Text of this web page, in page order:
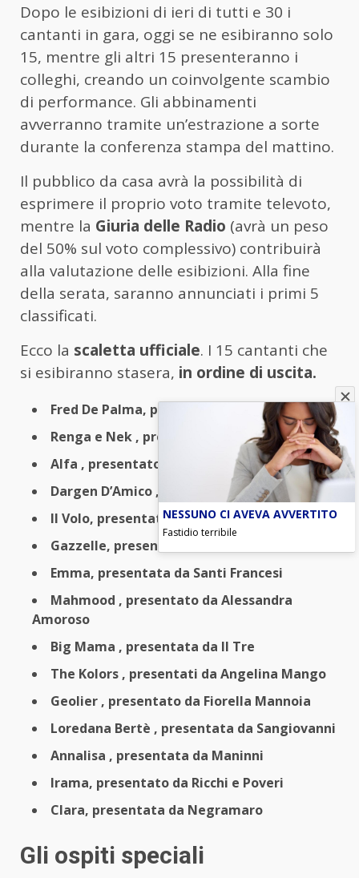
Dopo le esibizioni di ieri di tutti e 30 i
cantanti in gara, oggi se ne esibiranno solo
15, mentre gli altri 15 presenteranno i
colleghi, creando un coinvolgente scambio
di performance. Gli abbinamenti
avverranno tramite un’estrazione a sorte
durante la conferenza stampa del mattino.
Il pubblico da casa avrà la possibilità di
esprimere il proprio voto tramite televoto,
mentre la Giuria delle Radio (avrà un peso
del 50% sul voto complessivo) contribuirà
alla valutazione delle esibizioni. Alla fine
della serata, saranno annunciati i primi 5
classificati.
Ecco la scaletta ufficiale. I 15 cantanti che
si esibiranno stasera, in ordine di uscita.
Fred De Palma, presentato da Ghali
Renga e Nek , presentati da La Sad
Alfa , presentato da Mr. Rain
Dargen D’Amico , presentato da Diodato
Il Volo, presentati da Rose Villain
Gazzelle, presentato da Bnkr44
Emma, presentata da Santi Francesi
Mahmood , presentato da Alessandra
Amoroso
Big Mama , presentata da Il Tre
The Kolors , presentati da Angelina Mango
Geolier , presentato da Fiorella Mannoia
Loredana Bertè , presentata da Sangiovanni
Annalisa , presentata da Maninni
Irama, presentato da Ricchi e Poveri
Clara, presentata da Negramaro
Gli ospiti speciali
NESSUNO CI AVEVA AVVERTITO
Fastidio terribile